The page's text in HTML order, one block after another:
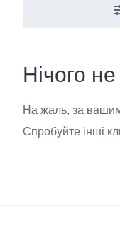
Нічого
На жаль, за
Спробуйте інші